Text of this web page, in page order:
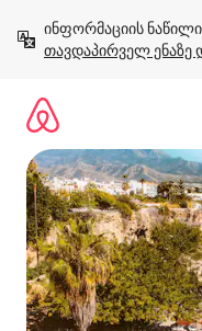
გადასვლა
თავდაპირველ ენაზე